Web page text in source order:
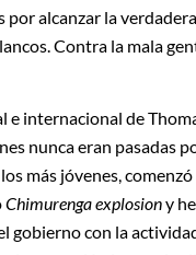
alcanzar la
Contra la mala
internacional de
nunca eran pasadas
más jóvenes,
Chimurenga explosiony
gobierno con la